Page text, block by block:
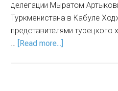
делегации Мыратом
Туркменистана в Кабуле
представителями турецкого
… [Read more...]